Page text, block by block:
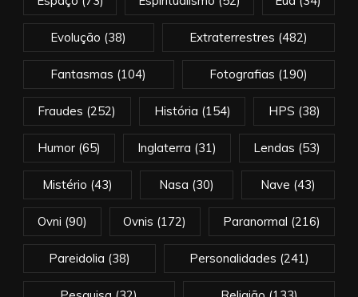
Evolução (38) Extraterrestres (482)
Fantasmas (104) Fotografias (190)
Fraudes (252) História (154) HPS (38)
Humor(65) Inglaterra (31) Lendas (53)
Mistério (43) Nasa (30) Nave (43)
Ovni (90) Ovnis (172) Paranormal (216)
Pareidolia (38) Personalidades (241)